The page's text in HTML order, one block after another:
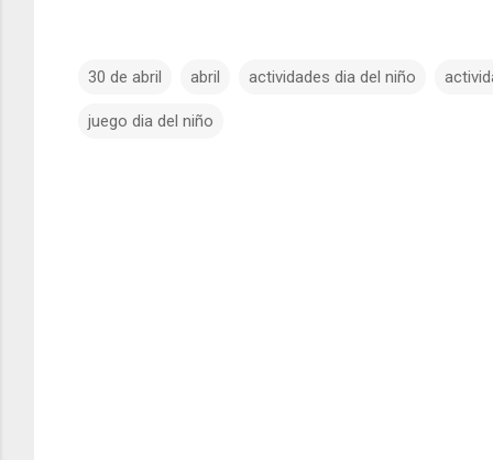
30 de abril abril actividades dia del niño
juego dia del niño